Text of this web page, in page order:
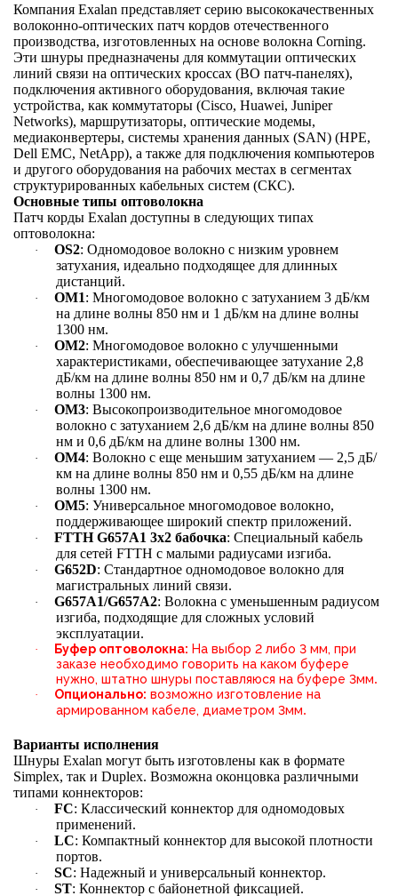
Компания Exalan представляет серию высококачественных
волоконно-оптических патч кордов отечественного
производства, изготовленных на основе волокна Corning.
Эти шнуры предназначены для коммутации оптических
линий связи на оптических кроссах (ВО патч-панелях),
подключения активного оборудования, включая такие
устройства, как коммутаторы (Cisco, Huawei, Juniper
Networks), маршрутизаторы, оптические модемы,
медиаконвертеры, системы хранения данных (SAN) (HPE,
Dell EMC, NetApp), а также для подключения компьютеров
и другого оборудования на рабочих местах в сегментах
структурированных кабельных систем (СКС).
Основные типы оптоволокна
Патч корды Exalan доступны в следующих типах
оптоволокна:
· OS2: Одномодовое волокно с низким уровнем
затухания, идеально подходящее для длинных
дистанций.
· OM1: Многомодовое волокно с затуханием 3 дБ/км
на длине волны 850 нм и 1 дБ/км на длине волны
1300 нм.
· OM2: Многомодовое волокно с улучшенными
характеристиками, обеспечивающее затухание 2,8
дБ/км на длине волны 850 нм и 0,7 дБ/км на длине
волны 1300 нм.
· OM3: Высокопроизводительное многомодовое
волокно с затуханием 2,6 дБ/км на длине волны 850
нм и 0,6 дБ/км на длине волны 1300 нм.
· OM4: Волокно с еще меньшим затуханием — 2,5 дБ/
км на длине волны 850 нм и 0,55 дБ/км на длине
волны 1300 нм.
· OM5: Универсальное многомодовое волокно,
поддерживающее широкий спектр приложений.
· FTTH G657A1 3х2 бабочка: Специальный кабель
для сетей FTTH с малыми радиусами изгиба.
· G652D: Стандартное одномодовое волокно для
магистральных линий связи.
· G657A1/G657A2: Волокна с уменьшенным радиусом
изгиба, подходящие для сложных условий
эксплуатации.
· Буфер оптоволокна: На выбор 2 либо 3 мм, при
заказе необходимо говорить на каком буфере
нужно, штатно шнуры поставляюся на буфере 3мм.
· Опционально: возможно изготовление на
армированном кабеле, диаметром 3мм.
Варианты исполнения
Шнуры Exalan могут быть изготовлены как в формате
Simplex, так и Duplex. Возможна оконцовка различными
типами коннекторов:
· FC: Классический коннектор для одномодовых
применений.
· LC: Компактный коннектор для высокой плотности
портов.
· SC: Надежный и универсальный коннектор.
· ST: Коннектор с байонетной фиксацией.